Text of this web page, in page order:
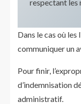
respectant les
Dans le cas où
communiquer un
Pour finir,
d’indemnisation
administratif.